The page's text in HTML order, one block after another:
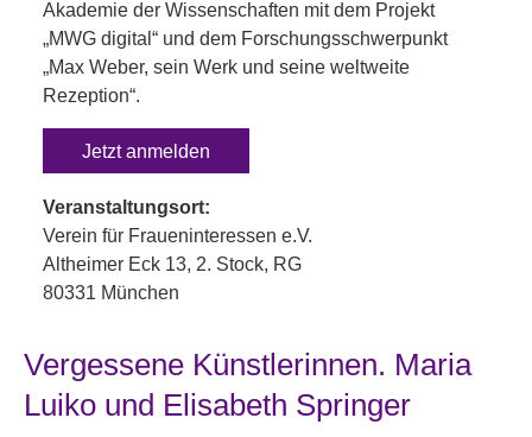
Akademie der Wissenschaften mit dem Projekt
„MWG digital“ und dem Forschungsschwerpunkt
„Max Weber, sein Werk und seine weltweite
Rezeption“.
Jetzt anmelden
Veranstaltungsort:
Verein für Fraueninteressen e.V.
Altheimer Eck 13, 2. Stock, RG
80331 München
Vergessene Künstlerinnen. Maria
Luiko und Elisabeth Springer